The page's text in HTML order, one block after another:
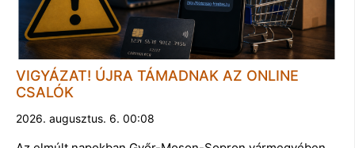
VIGYÁZAT! ÚJRA TÁMADNAK AZ ONLINE
CSALÓK
2026. augusztus. 6. 00:08